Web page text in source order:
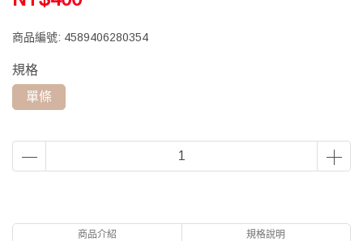
商品編號: 4589406280354
規格
單條
商品介紹 規格說明